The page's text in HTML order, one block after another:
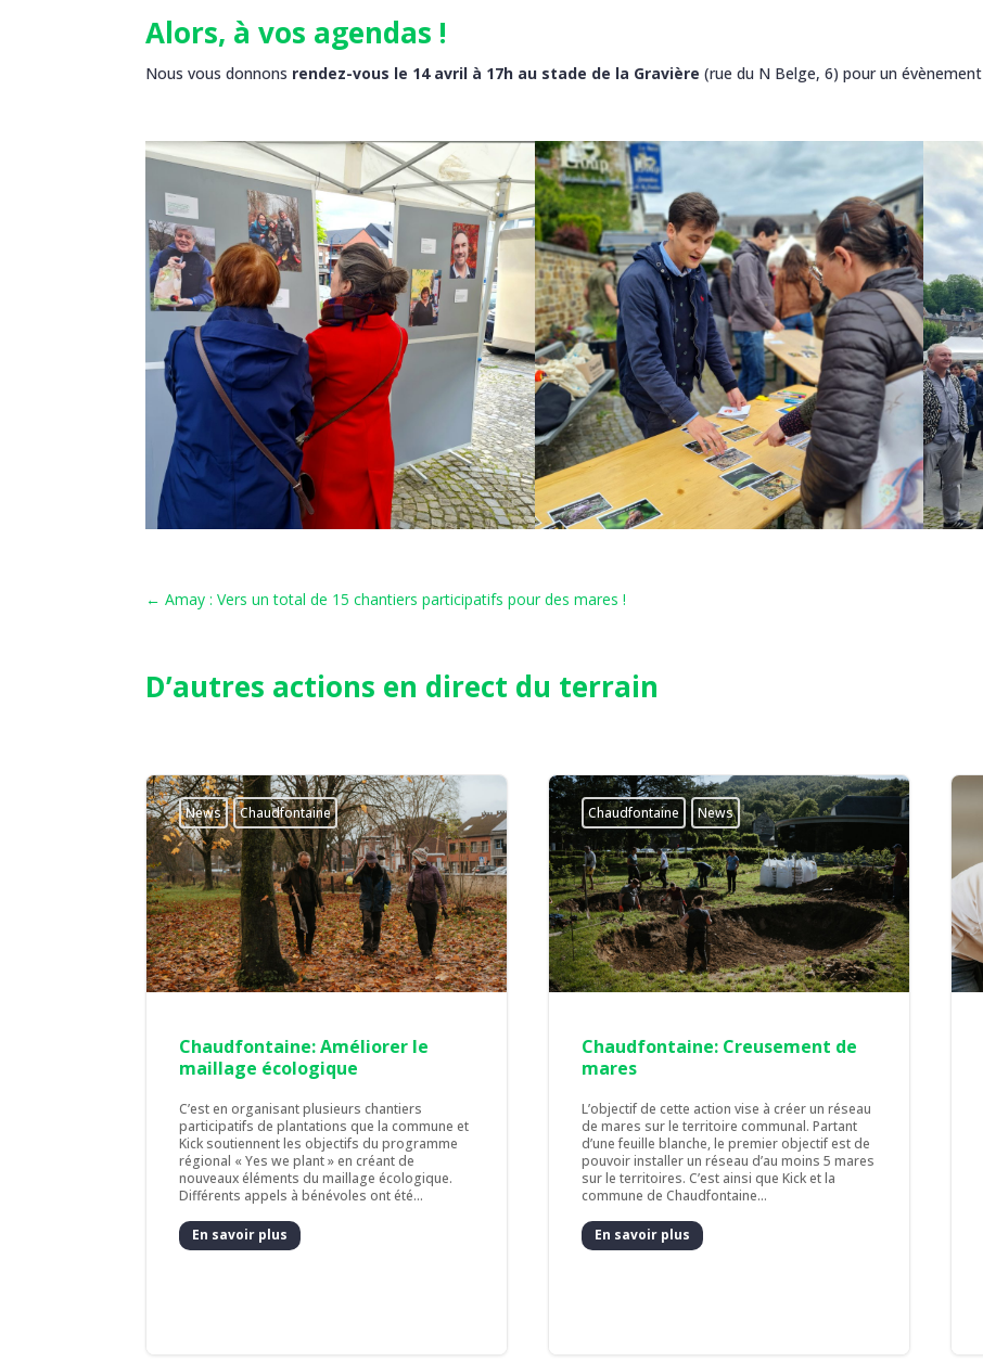
Alors, à vos agendas !
Nous vous donnons rendez-vous le 14 avril à 17h au stade de la Gravière(rue du N Belge, 6) pour un évènement
←Amay : Vers un total de 15 chantiers participatifs pour des mares !
D’autres actions en direct du terrain
News Chaudfontaine
Chaudfontaine: Améliorer le
maillage écologique
C’est en organisant plusieurs chantiers
participatifs de plantations que la commune et
Kick soutiennent les objectifs du programme
régional « Yes we plant » en créant de
nouveaux éléments du maillage écologique.
Différents appels à bénévoles ont été...
En savoir plus
Chaudfontaine News
Chaudfontaine: Creusement de
mares
L’objectif de cette action vise à créer un réseau
de mares sur le territoire communal. Partant
d’une feuille blanche, le premier objectif est de
pouvoir installer un réseau d’au moins 5 mares
sur le territoires. C’est ainsi que Kick et la
commune de Chaudfontaine...
En savoir plus